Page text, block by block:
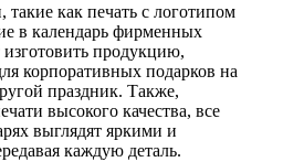
как печать с логотипом
в календарь фирменных
продукцию,
корпоративных подарков на
праздник. Также,
высокого качества, все
выглядят яркими и
каждую деталь.